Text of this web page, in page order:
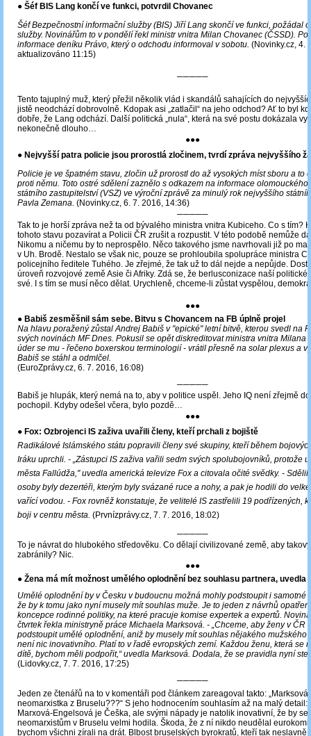
● Šéf BIS Lang končí ve funkci, potvrdil Chovanec
Šéf Bezpečnostní informační služby (BIS) Jiří Lang skončí ve funkci, požádal
služby. Novinářům to v pondělí řekl ministr vnitra Milan Chovanec (ČSSD).
informace deníku Právo, který o odchodu informoval v sobotu. (Novinky.cz, 4.
aktualizováno 11:15)
─────
Tento tajuplný muž, který přežil několik vlád i skandálů sahajících do
jistě neodchází dobrovolně. Kdopak asi „zatlačil“ na jeho odchod? Ať to byl
dobře, že Lang odchází. Další politická „nula“, která na své postu dokázala
nekonečně dlouho…
●●●
● Nejvyšší patra policie jsou prorostlá zločinem, tvrdí zpráva nejvyššího
Policie je ve špatném stavu, zločin už prorostl do až vysokých míst sboru a to
proti němu. Toto ostré sdělení zaznělo s odkazem na informace olomouckého
státního zastupitelství (VSZ) ve výroční zprávě za minulý rok nejvyššího
Pavla Zemana. (Novinky.cz, 6. 7. 2016, 14:36)
─────
Tak to je horší zpráva než ta od bývalého ministra vnitra Kubiceho. Co s tím?
tohoto stavu pozavírat a Policii ČR zrušit a rozpustit. V této podobě nemůže
Nikomu a ničemu by to neprospělo. Něco takového jsme navrhovali již po
v Uh. Brodě. Nestalo se však nic, pouze se prohloubila spolupráce ministra
policejního ředitele Tuhého. Je zřejmé, že tak už to dál nejde a nepůjde.
úroveň rozvojové země Asie či Afriky. Zdá se, že berlusconizace naší politické
své. I s tím se musí něco dělat. Urychleně, chceme-li zůstat vyspělou,
●●●
● Babiš zesměšnil sám sebe. Bitvu s Chovancem na FB úplně projel
Na hlavu poražený zůstal Andrej Babiš v "epické" letní bitvě, kterou svedl na
svých novinách MF Dnes. Pokusil se opět diskreditovat ministra vnitra Milana
úder se mu - řečeno boxerskou terminologií - vrátil přesně na solar plexus a
Babiš se stáhl a odmlčel.
(EuroZprávy.cz, 6. 7. 2016, 16:08)
─────
Babiš je hlupák, který nemá na to, aby v politice uspěl. Jeho IQ není zřejmě
pochopil. Kdyby odešel včera, bylo pozdě…
●●●
● Fox: Ozbrojenci IS zaživa uvařili členy, kteří prchali z bojiště
Radikálové Islámského státu popravili členy své skupiny, kteří během
Iráku uprchli. - „Zástupci IS zaživa vařili sedm svých spolubojovníků, protože
města Fallúdža,"uvedla americká televize Fox a citovala očité svědky. -
osoby byly dezertéři, kterým byly svázané ruce a nohy, a pak je hodili do
vařící vodou. - Fox rovněž konstatuje, že velitelé IS zastřelili 19 podřízených,
boji v centru města. (Prvnízprávy.cz, 7. 7. 2016, 18:02)
─────
To je návrat do hlubokého středověku. Co dělají civilizované země, aby
zabránily? Nic.
●●●
● Žena má mít možnost umělého oplodnění bez souhlasu partnera, uvedla
Umělé oplodnění by v Česku v budoucnu možná mohly podstoupit i samotné
že by k tomu jako nyní musely mít souhlas muže. Je to jeden z návrhů
koncepce rodinné politiky, na které pracuje komise expertek a expertů.
čtvrtek řekla ministryně práce Michaela Marksová. - „Chceme, aby ženy v ČR
podstoupit umělé oplodnění, aniž by musely mít souhlas nějakého mužského
není nic inovativního. Platí to v řadě evropských zemí. Každou ženu, která se
dítě, bychom měli podpořit,“ uvedla Marksová. Dodala, že se pravidla nyní
(Lidovky.cz, 7. 7. 2016, 17:25)
─────
Jeden ze čtenářů na to v komentáři pod článkem zareagoval takto:
neomarxistka z Bruselu???“ S jeho hodnocením souhlasím až na malý detail:
Marxová-Engelsová je Češka, ale svými nápady je natolik inovativní, že by se
neomarxistům v Bruselu velmi hodila. Škoda, že z ní nikdo neudělal
bychom všichni zírali na drát. Blbost bruselských byrokratů, kteří tak neslavně